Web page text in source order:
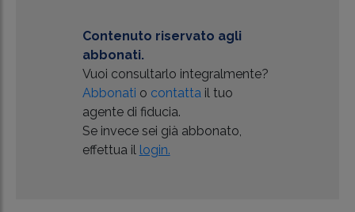
Contenuto riservato agli
abbonati.
Vuoi consultarlo integralmente?
Abbonati o contatta il tuo
agente di fiducia.
Se invece sei già abbonato,
effettua il login.